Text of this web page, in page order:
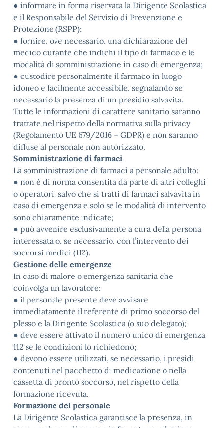
● informare in forma riservata la Dirigente Scolastica
e il Responsabile del Servizio di Prevenzione e
Protezione (RSPP);
● fornire, ove necessario, una dichiarazione del
medico curante che indichi il tipo di farmaco e le
modalità di somministrazione in caso di emergenza;
● custodire personalmente il farmaco in luogo
idoneo e facilmente accessibile, segnalando se
necessario la presenza di un presidio salvavita.
Tutte le informazioni di carattere sanitario saranno
trattate nel rispetto della normativa sulla privacy
(Regolamento UE 679/2016 – GDPR) e non saranno
diffuse al personale non autorizzato.
Somministrazione di farmaci
La somministrazione di farmaci a personale adulto:
● non è di norma consentita da parte di altri colleghi
o operatori, salvo che si tratti di farmaci salvavita in
caso di emergenza e solo se le modalità di intervento
sono chiaramente indicate;
● può avvenire esclusivamente a cura della persona
interessata o, se necessario, con l’intervento dei
soccorsi medici (112).
Gestione delle emergenze
In caso di malore o emergenza sanitaria che
coinvolga un lavoratore:
● il personale presente deve avvisare
immediatamente il referente di primo soccorso del
plesso e la Dirigente Scolastica (o suo delegato);
● deve essere attivato il numero unico di emergenza
112 se le condizioni lo richiedono;
● devono essere utilizzati, se necessario, i presidi
contenuti nel pacchetto di medicazione o nella
cassetta di pronto soccorso, nel rispetto della
formazione ricevuta.
Formazione del personale
La Dirigente Scolastica garantisce la presenza, in